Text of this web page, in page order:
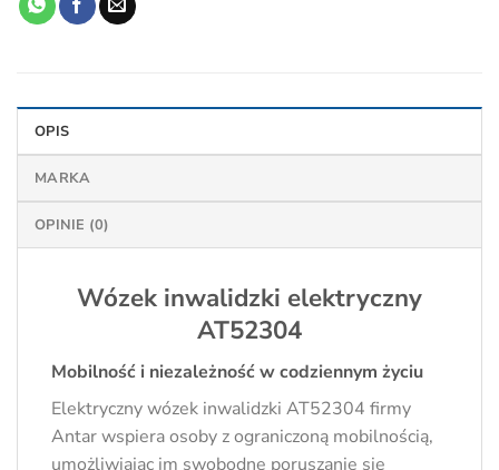
OPIS
MARKA
OPINIE (0)
Wózek inwalidzki elektryczny
AT52304
Mobilność i niezależność w codziennym życiu
Elektryczny wózek inwalidzki AT52304 firmy
Antar wspiera osoby z ograniczoną mobilnością,
umożliwiając im swobodne poruszanie się